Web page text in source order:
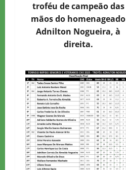
troféu de campeão das
mãos do homenageado
Adnilton Nogueira, à
direita.